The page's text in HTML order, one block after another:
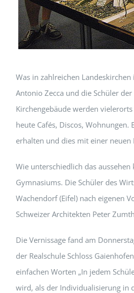
Was in zahlreichen
Antonio Zecca und die Schüler
Kirchengebäude werden
heute Cafés, Discos,
erhalten und dies mit einer
Wie unterschiedlich das
Gymnasiums. Die Schüler des
Wachendorf (Eifel) nach eigenen
Schweizer Architekten Peter
Die Vernissage fand am
der Realschule Schloss
einfachen Worten „In jedem
wird, als der Individualisierung in